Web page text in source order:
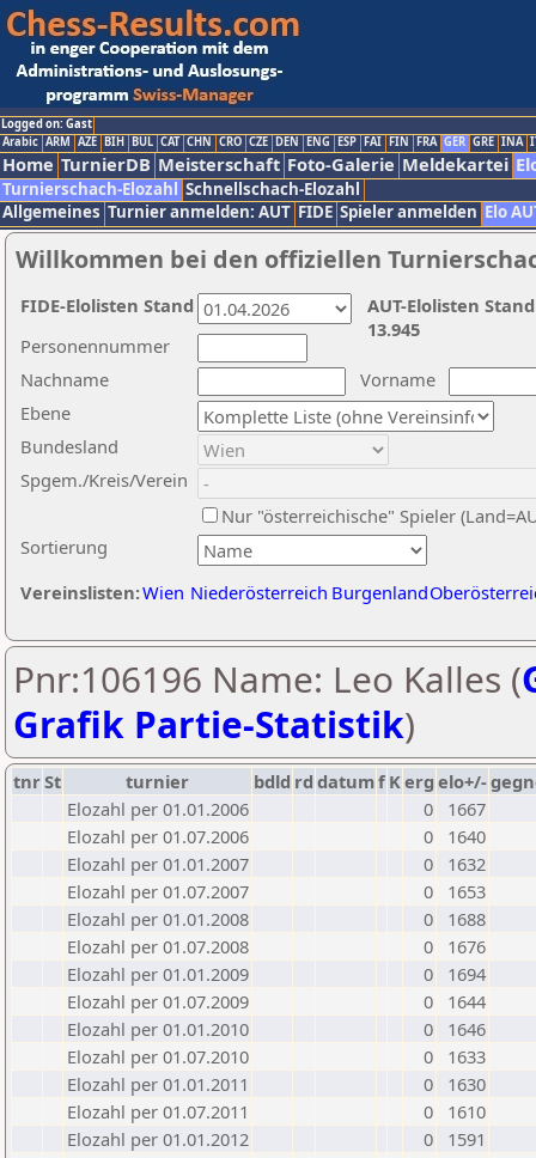
Logged on: Gast
Arabic ARM AZE BIH BUL CAT CHN CRO CZE DEN ENG ESP FAI FIN FRA GER GRE INA
Home TurnierDB Meisterschaft Foto-Galerie Meldekartei
Turnierschach-Elozahl Schnellschach-Elozahl
Allgemeines Turnier anmelden: AUT FIDE Spieler anmelden Elo
Willkommen bei den offiziellen
Nachname
Vorname
Ebene
Sortierung
Personennummer
Bundesland
Spgem./Kreis/Verein
Nur "österreichische" Spieler
Vereinslisten:Wien Niederösterreich Burgenland
AUT-Elolisten
13.945
FIDE-Elolisten Stand
Pnr:106196 Name: Leo Kalles (
Grafik Partie-Statistik)
tnrSt turnier bdld rd datumf Kerg elo+/-
Elozahl per 01.01.2006
0
1667
Elozahl per 01.07.2006
0
1640
Elozahl per 01.01.2007
0
1632
Elozahl per 01.07.2007
0
1653
Elozahl per 01.01.2008
0
1688
Elozahl per 01.07.2008
0
1676
Elozahl per 01.01.2009
0
1694
Elozahl per 01.07.2009
0
1644
Elozahl per 01.01.2010
0
1646
Elozahl per 01.07.2010
0
1633
Elozahl per 01.01.2011
0
1630
Elozahl per 01.07.2011
0
1610
Elozahl per 01.01.2012
0
1591